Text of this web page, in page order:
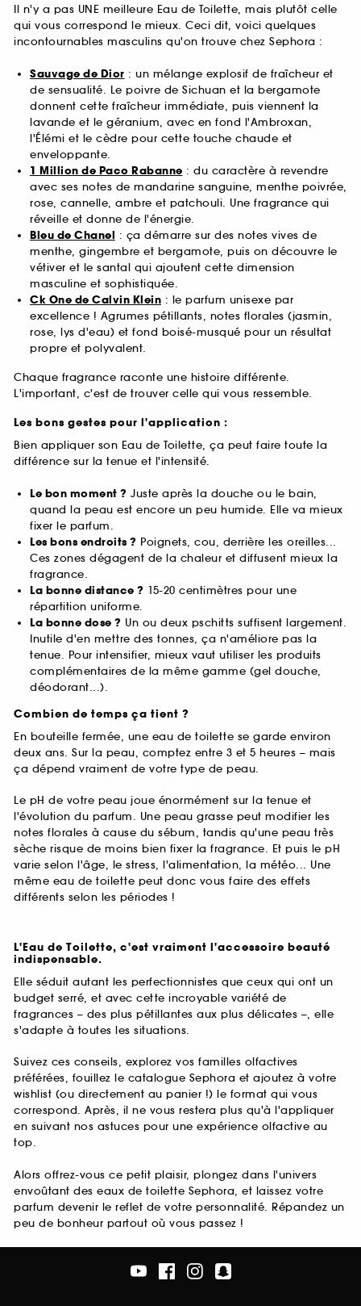
Il n'y a pas UNE meilleure Eau de Toilette, mais plutôt celle
qui vous correspond le mieux. Ceci dit, voici quelques
incontournables masculins qu'on trouve chez Sephora :
Sauvage de Dior : un mélange explosif de fraîcheur et
de sensualité. Le poivre de Sichuan et la bergamote
donnent cette fraîcheur immédiate, puis viennent la
lavande et le géranium, avec en fond l'Ambroxan,
l'Élémi et le cèdre pour cette touche chaude et
enveloppante.
1 Million de Paco Rabanne : du caractère à revendre
avec ses notes de mandarine sanguine, menthe poivrée,
rose, cannelle, ambre et patchouli. Une fragrance qui
réveille et donne de l'énergie.
Bleu de Chanel : ça démarre sur des notes vives de
menthe, gingembre et bergamote, puis on découvre le
vétiver et le santal qui ajoutent cette dimension
masculine et sophistiquée.
Ck One de Calvin Klein : le parfum unisexe par
excellence ! Agrumes pétillants, notes florales (jasmin,
rose, lys d'eau) et fond boisé-musqué pour un résultat
propre et polyvalent.
Chaque fragrance raconte une histoire différente.
L'important, c'est de trouver celle qui vous ressemble.
Les bons gestes pour l'application :
Bien appliquer son Eau de Toilette, ça peut faire toute la
différence sur la tenue et l'intensité.
Le bon moment ? Juste après la douche ou le bain,
quand la peau est encore un peu humide. Elle va mieux
fixer le parfum.
Les bons endroits ? Poignets, cou, derrière les oreilles...
Ces zones dégagent de la chaleur et diffusent mieux la
fragrance.
La bonne distance ? 15-20 centimètres pour une
répartition uniforme.
La bonne dose ? Un ou deux pschitts suffisent largement.
Inutile d'en mettre des tonnes, ça n'améliore pas la
tenue. Pour intensifier, mieux vaut utiliser les produits
complémentaires de la même gamme (gel douche,
déodorant...).
Combien de temps ça tient ?
En bouteille fermée, une eau de toilette se garde environ
deux ans. Sur la peau, comptez entre 3 et 5 heures – mais
ça dépend vraiment de votre type de peau.
Le pH de votre peau joue énormément sur la tenue et
l'évolution du parfum. Une peau grasse peut modifier les
notes florales à cause du sébum, tandis qu'une peau très
sèche risque de moins bien fixer la fragrance. Et puis le pH
varie selon l'âge, le stress, l'alimentation, la météo... Une
même eau de toilette peut donc vous faire des effets
différents selon les périodes !
L'Eau de Toilette, c'est vraiment l'accessoire beauté
indispensable.
Elle séduit autant les perfectionnistes que ceux qui ont un
budget serré, et avec cette incroyable variété de
fragrances – des plus pétillantes aux plus délicates –, elle
s'adapte à toutes les situations.
Suivez ces conseils, explorez vos familles olfactives
préférées, fouillez le catalogue Sephora et ajoutez à votre
wishlist (ou directement au panier !) le format qui vous
correspond. Après, il ne vous restera plus qu'à l'appliquer
en suivant nos astuces pour une expérience olfactive au
top.
Alors offrez-vous ce petit plaisir, plongez dans l'univers
envoûtant des eaux de toilette Sephora, et laissez votre
parfum devenir le reflet de votre personnalité. Répandez un
peu de bonheur partout où vous passez !